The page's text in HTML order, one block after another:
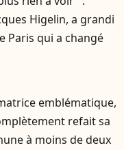
Higelin, a grandi
Paris qui a changé
emblématique,
refait sa
à moins de deux